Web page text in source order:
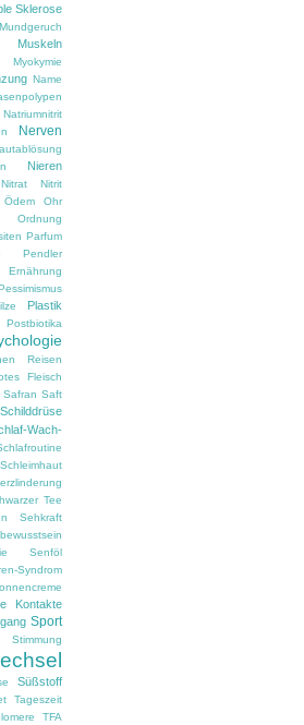
Sklerose
Mundgeruch
Muskeln
Myokymie
Name
Natriumnitrit
Nerven
Nieren
Nitrat
Nitrit
Ödem Ohr
Ordnung
Parfum
Pendler
Ernährung
Plastik
Postbiotika
Reisen
Fleisch
Safran Saft
Schilddrüse
Wach-
Schleimhaut
Tee
Sehkraft
Senföl
Syndrom
Kontakte
Sport
Stimmung
Süßstoff
Tageszeit
TFA